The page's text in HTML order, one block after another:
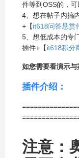
件等到OSS的，
4、想在帖子内搞
+【it618问答悬赏
5、想低成本的专
插件+【it618积分
如您需要看演示与
插件介绍：
注意：